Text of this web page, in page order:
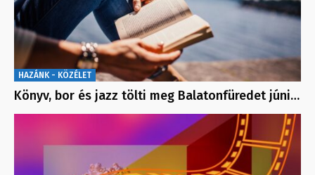
HAZÁNK - KÖZÉLET
Könyv, bor és jazz tölti meg Balatonfüredet júni…